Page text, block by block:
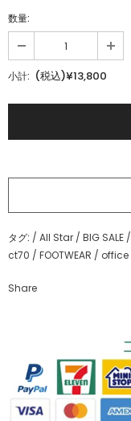
数量:
小計: (税込)¥13,800
タグ: / All Star / BIG SALE /
ct70 / FOOTWEAR / office
Share